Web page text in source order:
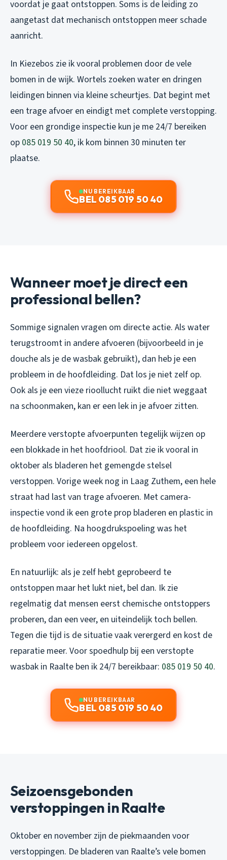
voordat je gaat ontstoppen. Soms is de leiding zo
aangetast dat mechanisch ontstoppen meer schade
aanricht.
In Kiezebos zie ik vooral problemen door de vele
bomen in de wijk. Wortels zoeken water en dringen
leidingen binnen via kleine scheurtjes. Dat begint met
een trage afvoer en eindigt met complete verstopping.
Voor een grondige inspectie kun je me 24/7 bereiken
op 085 019 50 40, ik kom binnen 30 minuten ter
plaatse.
NU BEREIKBAAR
BEL 085 019 50 40
Wanneer moet je direct een
professional bellen?
Sommige signalen vragen om directe actie. Als water
terugstroomt in andere afvoeren (bijvoorbeeld in je
douche als je de wasbak gebruikt), dan heb je een
probleem in de hoofdleiding. Dat los je niet zelf op.
Ook als je een vieze rioollucht ruikt die niet weggaat
na schoonmaken, kan er een lek in je afvoer zitten.
Meerdere verstopte afvoerpunten tegelijk wijzen op
een blokkade in het hoofdriool. Dat zie ik vooral in
oktober als bladeren het gemengde stelsel
verstoppen. Vorige week nog in Laag Zuthem, een hele
straat had last van trage afvoeren. Met camera-
inspectie vond ik een grote prop bladeren en plastic in
de hoofdleiding. Na hoogdrukspoeling was het
probleem voor iedereen opgelost.
En natuurlijk: als je zelf hebt geprobeerd te
ontstoppen maar het lukt niet, bel dan. Ik zie
regelmatig dat mensen eerst chemische ontstoppers
proberen, dan een veer, en uiteindelijk toch bellen.
Tegen die tijd is de situatie vaak verergerd en kost de
reparatie meer. Voor spoedhulp bij een verstopte
wasbak in Raalte ben ik 24/7 bereikbaar: 085 019 50 40.
NU BEREIKBAAR
BEL 085 019 50 40
Seizoensgebonden
verstoppingen in Raalte
Oktober en november zijn de piekmaanden voor
verstoppingen. De bladeren van Raalte’s vele bomen